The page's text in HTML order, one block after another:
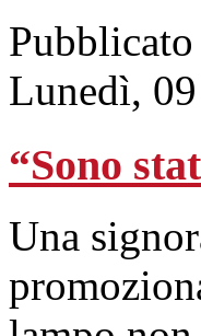
Lunedì,
“Sono
Una